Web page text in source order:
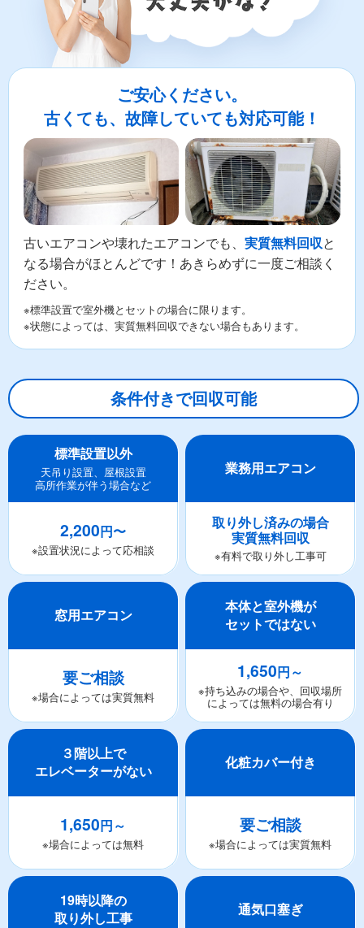
ご安心ください。
古くても、故障していても対応可能！
古いエアコンや壊れたエアコンでも、 実質無料回収と
なる場合がほとんどです！あきらめずに一度ご相談く
ださい。
※標準設置で室外機とセットの場合に限ります。
※状態によっては、実質無料回収できない場合もあります。
条件付きで回収可能
標準設置以外
天吊り設置、屋根設置
高所作業が伴う場合など
2,200円〜
※設置状況によって応相談
業務用エアコン
取り外し済みの場合
実質無料回収
※有料で取り外し工事可
窓用エアコン
要ご相談
※場合によっては実質無料
本体と室外機が
セットではない
1,650円～
※持ち込みの場合や、回収場所
によっては無料の場合有り
３階以上で
エレベーターがない
1,650円～
※場合によっては無料
化粧カバー付き
要ご相談
※場合によっては実質無料
19時以降の
取り外し工事
通気口塞ぎ